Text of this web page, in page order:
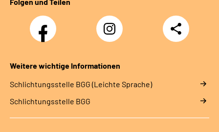
Facebook
Klinik
Sonnenblick
Instagram
Klinik
Sonnenblick
Teilen
Weitere wichtige Informationen
Schlich­tungs­stel­le BGG (Leichte Sprache)
Schlich­tungs­stel­le BGG